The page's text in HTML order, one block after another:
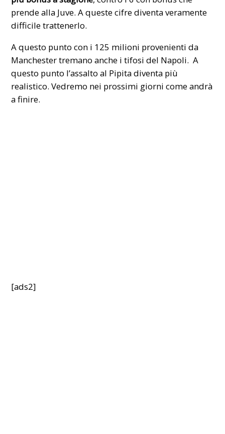
prende alla Juve. A queste cifre diventa veramente
difficile trattenerlo.
A questo punto con i 125 milioni provenienti da
Manchester tremano anche i tifosi del Napoli. A
questo punto l’assalto al Pipita diventa più
realistico. Vedremo nei prossimi giorni come andrà
a finire.
[ads2]